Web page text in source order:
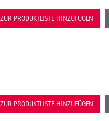
ZUR PRODUKTLISTE HINZUFÜGEN
ZUR PRODUKTLISTE HINZUFÜGEN